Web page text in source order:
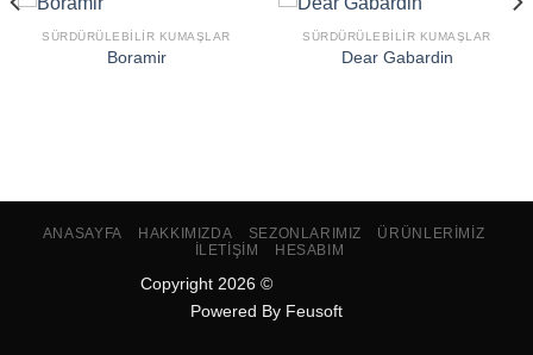
SÜRDÜRÜLEBILIR KUMAŞLAR
Boramir
SÜRDÜRÜLEBILIR KUMAŞLAR
Dear Gabardin
ANASAYFA HAKKIMIZDA SEZONLARIMIZ
ÜRÜNLERIMIZ
İLETIŞIM
HESABIM
Copyright 2026 ©
Powered By Feusoft